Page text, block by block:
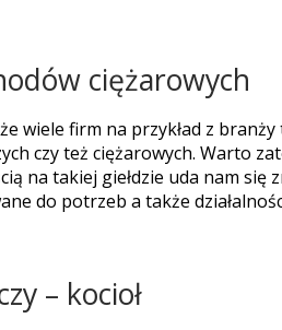
ciężarowych
wiele firm na przykład z
czy też ciężarowych. Warto
na takiej giełdzie uda nam
do potrzeb a także
– kocioł